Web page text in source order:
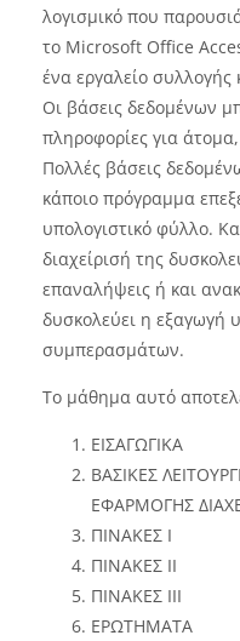
λογισμικό που
το Microsoft Office
ένα εργαλείο
Οι βάσεις δεδομένων
πληροφορίες για
Πολλές βάσεις
κάποιο πρόγραμμα
υπολογιστικό φύλλο.
διαχείρισή της
επαναλήψεις ή και
δυσκολεύει η εξαγωγή
συμπερασμάτων.
Το μάθημα αυτό
ΕΙΣΑΓΩΓΙΚΑ
ΒΑΣΙΚΕΣ
ΕΦΑΡΜΟΓΗΣ
ΠΙΝΑΚΕΣ I
ΠΙΝΑΚΕΣ ΙΙ
ΠΙΝΑΚΕΣ ΙΙΙ
ΕΡΩΤΗΜΑΤΑ